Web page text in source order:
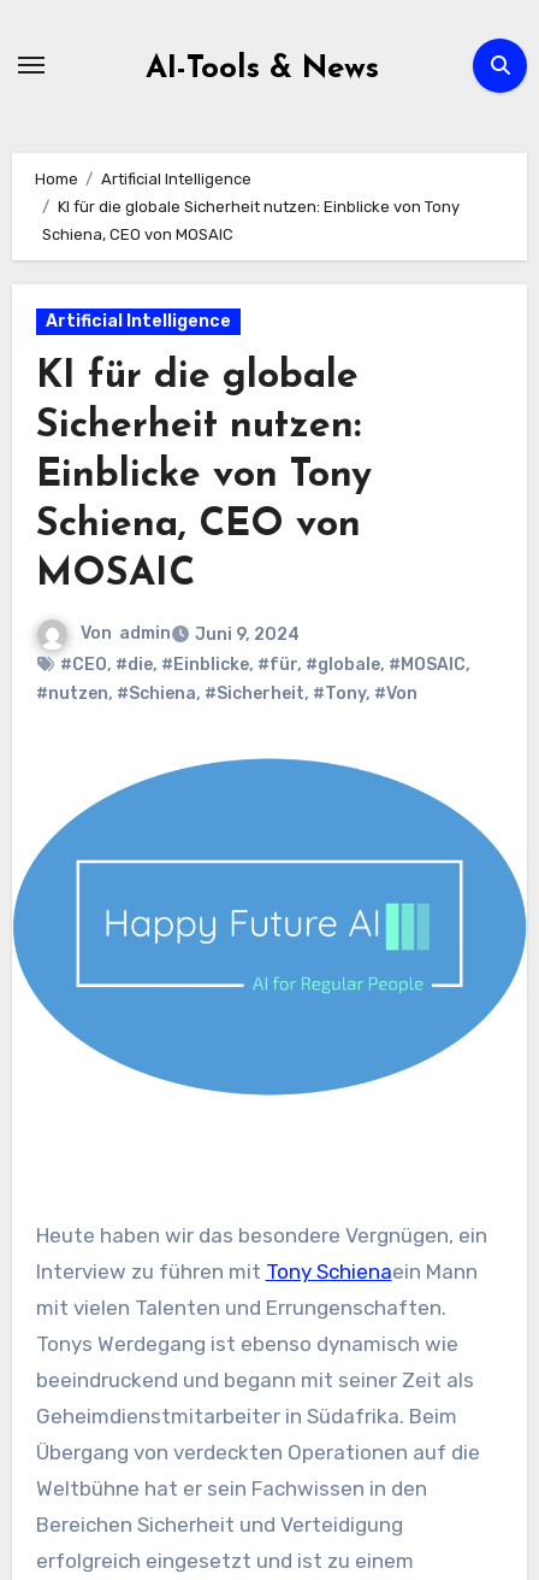
AI-Tools & News
Home
Artificial Intelligence
KI für die globale Sicherheit nutzen: Einblicke von Tony
Schiena, CEO von MOSAIC
Artificial Intelligence
KI für die globale
Sicherheit nutzen:
Einblicke von Tony
Schiena, CEO von
MOSAIC
Von admin
Juni 9, 2024
#CEO, #die, #Einblicke, #für, #globale, #MOSAIC,
#nutzen, #Schiena, #Sicherheit, #Tony, #Von
Heute haben wir das besondere Vergnügen, ein
Interview zu führen mit Tony Schienaein Mann
mit vielen Talenten und Errungenschaften.
Tonys Werdegang ist ebenso dynamisch wie
beeindruckend und begann mit seiner Zeit als
Geheimdienstmitarbeiter in Südafrika. Beim
Übergang von verdeckten Operationen auf die
Weltbühne hat er sein Fachwissen in den
Bereichen Sicherheit und Verteidigung
erfolgreich eingesetzt und ist zu einem